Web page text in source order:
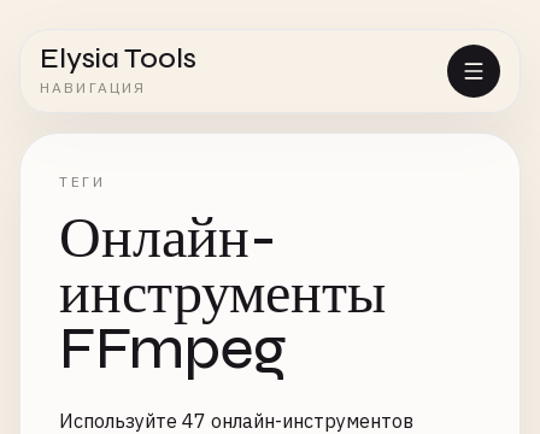
Elysia Tools
НАВИГАЦИЯ
ТЕГИ
Онлайн-
инструменты
FFmpeg
Используйте 47 онлайн-инструментов